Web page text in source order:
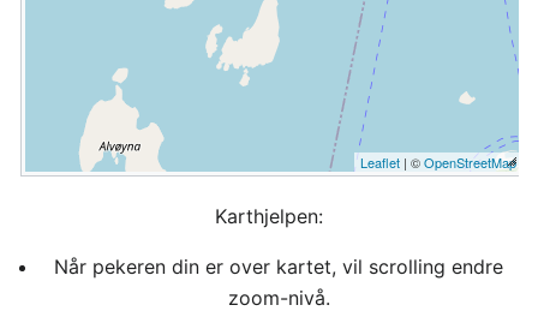
Leaflet | ©OpenStreetMap
Karthjelpen:
Når pekeren din er over kartet, vil scrolling endre
zoom-nivå.